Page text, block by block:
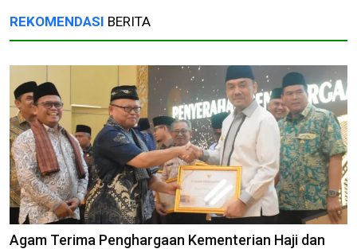
REKOMENDASI BERITA
Agam Terima Penghargaan Kementerian Haji dan